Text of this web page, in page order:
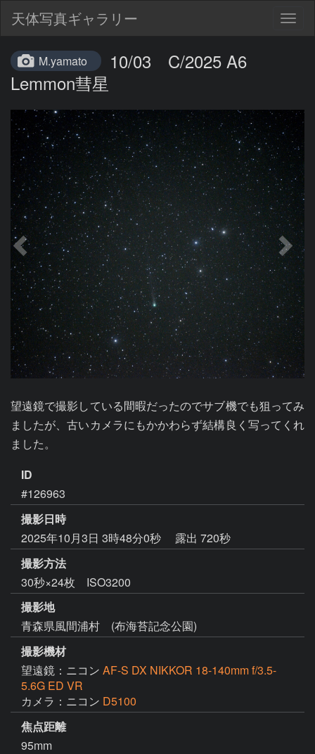
天体写真ギャラリー
M.yamato
10/03 C/2025 A6
Lemmon彗星
望遠鏡で撮影している間暇だったのでサブ機でも狙ってみ
ましたが、古いカメラにもかかわらず結構良く写ってくれ
ました。
ID
#126963
撮影日時
2025年10月3日 3時48分0秒
露出 720秒
撮影方法
30秒×24枚 ISO3200
撮影地
青森県風間浦村 (布海苔記念公園)
撮影機材
望遠鏡：ニコン AF-S DX NIKKOR 18-140mm f/3.5-
5.6G ED VR
カメラ：ニコン D5100
焦点距離
95mm